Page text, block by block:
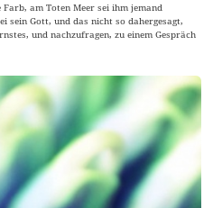
am Toten Meer sei ihm jemand
sein Gott, und das nicht so dahergesagt,
und nachzufragen, zu einem Gespräch